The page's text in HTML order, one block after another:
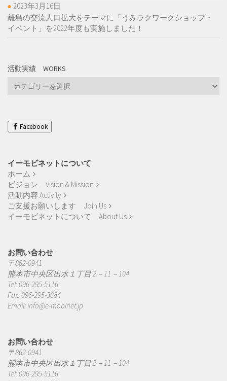
離島の交流人口拡大をテーマに「うみラクワークショップ・
イベント」を2022年度も実施しました！
2023年3月16日
活動実績 WORKS
動
WorksFacebook
イーモビネットについて
ホーム
ビジョン Vision & Mission
活動内容 Activity
ご支援お願いします Join Us
イーモビネットについて About Us
お問い合わせ
〒862-0941
熊本市中央区出水１丁目 2－11－104
Tel: 096-295-5116
Fax: 096-295-3884
Email: info@e-mobinet.jp
お問い合わせ
〒862-0941
熊本市中央区出水１丁目 2－11－104
Tel: 096-295-5116